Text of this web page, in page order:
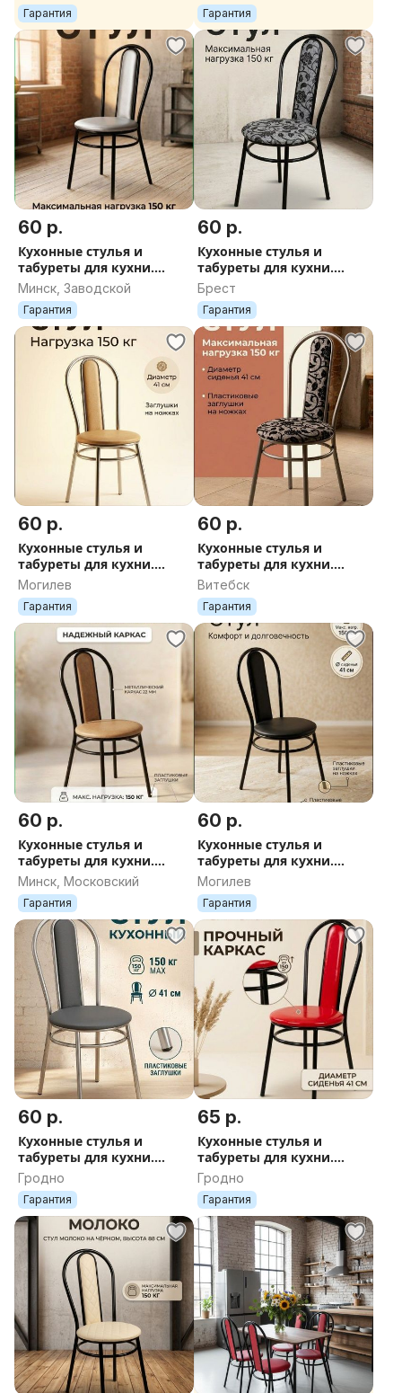
Гарантия Гарантия
60 р.
Кухонные стулья и
табуреты для кухни.
Доставка по РБ
Минск, Заводской
Гарантия
60 р.
Кухонные стулья и
табуреты для кухни.
Доставка по РБ
Брест
Гарантия
60 р.
Кухонные стулья и
табуреты для кухни.
Доставка
Могилев
Гарантия
60 р.
Кухонные стулья и
табуреты для кухни.
Доставка по РБ
Витебск
Гарантия
60 р.
Кухонные стулья и
табуреты для кухни.
Доставка по РБ
Минск, Московский
Гарантия
60 р.
Кухонные стулья и
табуреты для кухни.
Доставка по РБ
Могилев
Гарантия
60 р.
Кухонные стулья и
табуреты для кухни.
Доставка по РБ
Гродно
Гарантия
65 р.
Кухонные стулья и
табуреты для кухни.
Доставка по РБ
Гродно
Гарантия